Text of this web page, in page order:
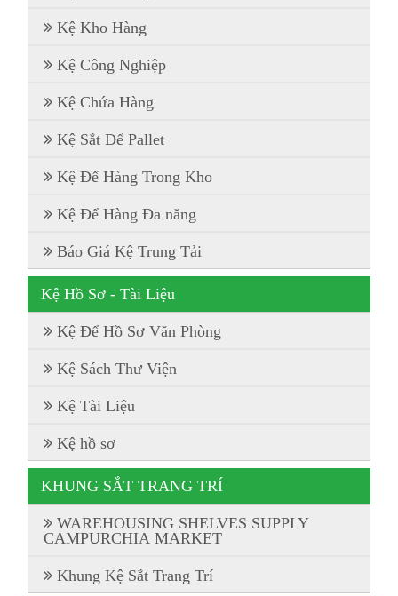
Kệ Kho Hàng
Kệ Công Nghiệp
Kệ Chứa Hàng
Kệ Sắt Để Pallet
Kệ Để Hàng Trong Kho
Kệ Để Hàng Đa năng
Báo Giá Kệ Trung Tải
Kệ Hồ Sơ - Tài Liệu
Kệ Để Hồ Sơ Văn Phòng
Kệ Sách Thư Viện
Kệ Tài Liệu
Kệ hồ sơ
KHUNG SẮT TRANG TRÍ
WAREHOUSING SHELVES SUPPLY
CAMPURCHIA MARKET
Khung Kệ Sắt Trang Trí